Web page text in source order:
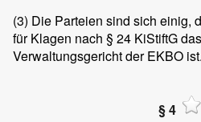
(3) Die Parteien sind sich einig,
für Klagen nach § 24 KiStiftG
Verwaltungsgericht der EKBO ist.
§ 4